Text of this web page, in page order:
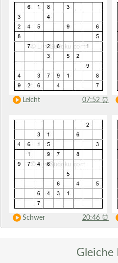
Leicht 07:52 ⏰
Schwer 20:46 ⏰
Gleiche